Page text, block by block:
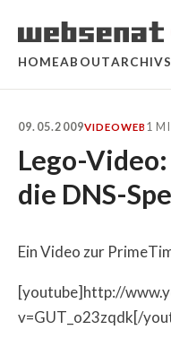
HOMEABOUTARCHIV
09.05.2009VIDEOWEB1
Lego-
die DNS-
Ein Video zur
[youtube]http://
v=GUT_o23zqdk[/